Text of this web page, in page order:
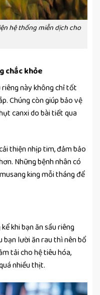
hệ thống miễn dịch cho
chắc khỏe
này không chỉ tốt
Chúng còn giúp bảo vệ
canxi do bài tiết qua
thiện nhịp tim, đảm bảo
Những bệnh nhân có
king mỗi tháng để
khi bạn ăn sầu riêng
bạn lười ăn rau thì nên bổ
tải cho hệ tiêu hóa,
nhiều thịt.